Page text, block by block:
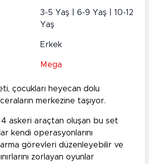
3-5 Yaş | 6-9 Yaş | 10-12
Yaş
Erkek
Mega
çocukları heyecan dolu
merkezine taşıyor.
4 askeri araçtan oluşan bu set
kendi operasyonlarını
görevleri düzenleyebilir ve
zorlayan oyunlar